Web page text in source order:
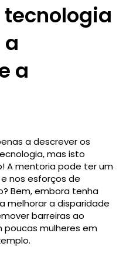
a
a descrever os
mas isto
A mentoria pode ter um
nos esforços de
Bem, embora tenha
melhorar a disparidade
barreiras ao
poucas mulheres em